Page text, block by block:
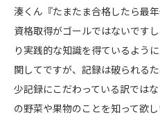
湊くん『たまたま合格したら最
資格取得がゴールではないです
り実践的な知識を得ているよう
関してですが、記録は破られる
少記録にこだわっている訳では
の野菜や果物のことを知って欲し